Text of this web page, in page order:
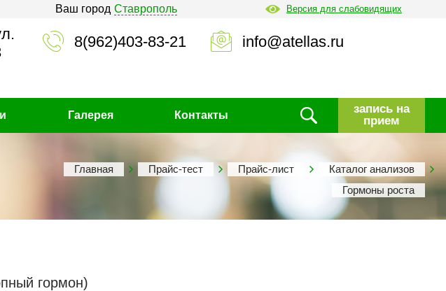
Ваш город Ставрополь Версия для слабовидящих
8(962)403-83-21 info@atellas.ru
Галерея Контакты
запись на
прием
Главная Прайс-тест Прайс-лист
Каталог анализов
Гормоны роста
гормон)